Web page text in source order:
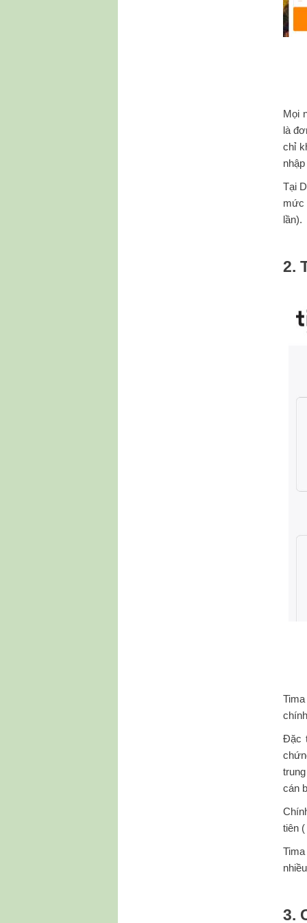
Mọi
là
chỉ
Tại
mức
lần).
2.
Đặc
cán
tiên
3.